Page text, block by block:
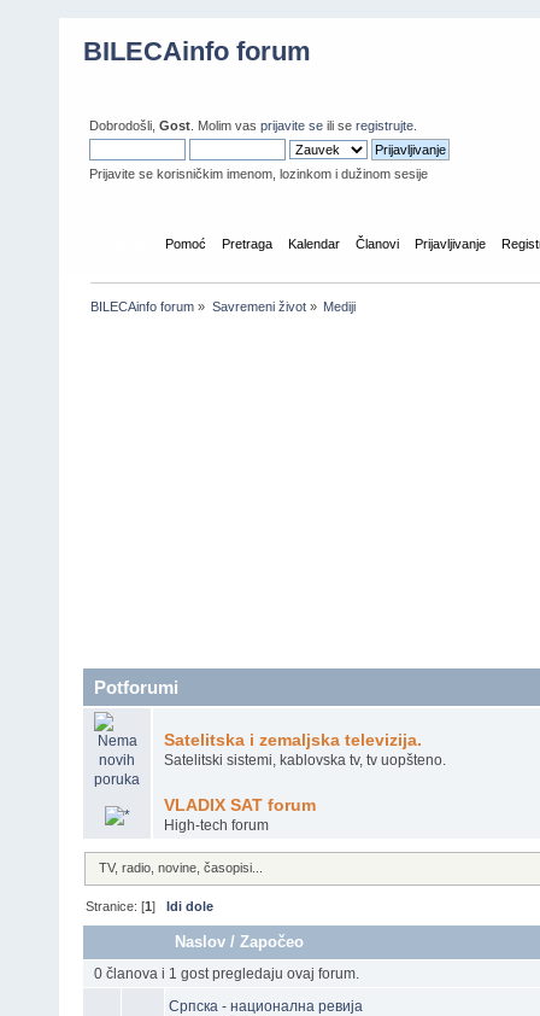
BILECAinfo forum
Dobrodošli, Gost . Molim vas prijavite se ili se registrujte
Prijavite se korisničkim imenom, lozinkom i dužinom sesije
Pomoć Pretraga Kalendar Članovi Prijavljivanje
BILECAinfo forum » Savremeni život» Mediji
Potforumi
Satelitska i zemaljska televizija.
Satelitski sistemi, kablovska tv, tv uopšteno.
VLADIX SAT forum
High-tech forum
TV, radio, novine, časopisi...
Stranice: [1]Idi dole
Naslov /Započeo
0 članova i 1 gost pregledaju ovaj forum.
Српска - национална ревија